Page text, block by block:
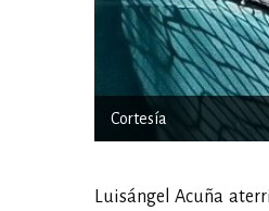
Cortesía
Luisángel Acuña